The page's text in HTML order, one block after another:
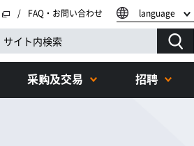
FAQ・お問い合わせ language
采购及交易 招聘